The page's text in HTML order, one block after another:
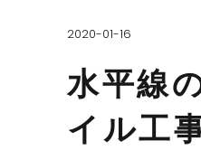
2020-01-16
水平線
イル工